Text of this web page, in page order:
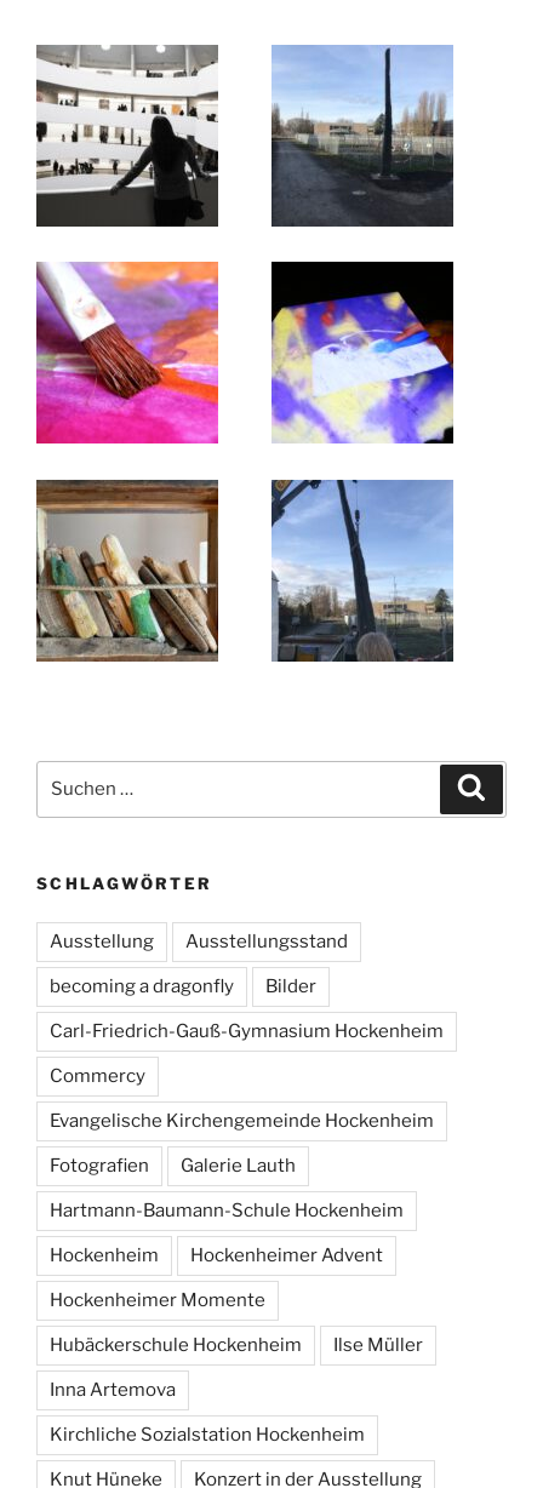
nach:
SCHLAGWÖRTER
Ausstellung Ausstellungsstand
becoming a dragonfly Bilder
Carl-Friedrich-Gauß-Gymnasium Hockenheim
Commercy
Evangelische Kirchengemeinde Hockenheim
Fotografien Galerie Lauth
Hartmann-Baumann-Schule Hockenheim
Hockenheim Hockenheimer Advent
Hockenheimer Momente
Hubäckerschule Hockenheim Ilse Müller
Inna Artemova
Kirchliche Sozialstation Hockenheim
Knut Hüneke Konzert in der Ausstellung